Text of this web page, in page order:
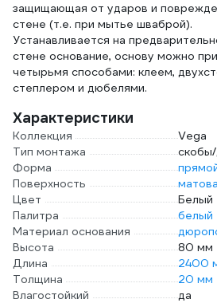
защищающая от ударов и
стене (т.е. при мытье шваброй).
Устанавливается на
стене основание, основу можно
четырьмя способами: клеем,
степлером и дюбелями.
Характеристики
Коллекция
Vega
Тип монтажа
Форма
Поверхность
Цвет
Белый
Палитра
белый
Материал основания
Высота
80 мм
Длина
2400
Толщина
20 мм
Влагостойкий
да